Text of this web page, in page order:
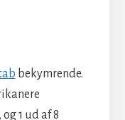
bekymrende.
1 ud af 8